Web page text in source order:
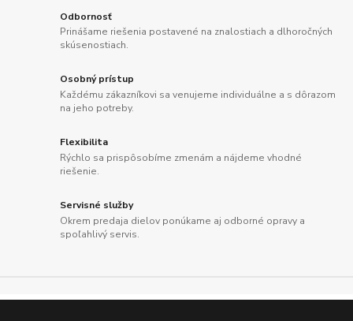
Odbornosť
Prinášame riešenia postavené na znalostiach a dlhoročných
skúsenostiach.
Osobný prístup
Každému zákazníkovi sa venujeme individuálne a s dôrazom
na jeho potreby.
Flexibilita
Rýchlo sa prispôsobíme zmenám a nájdeme vhodné
riešenie.
Servisné služby
Okrem predaja dielov ponúkame aj odborné opravy a
spoľahlivý servis.